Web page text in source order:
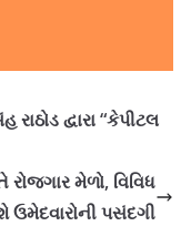
દ્વારા “કેપીટલ
રોજગાર મેળો, વિવિધ
પસંદગી